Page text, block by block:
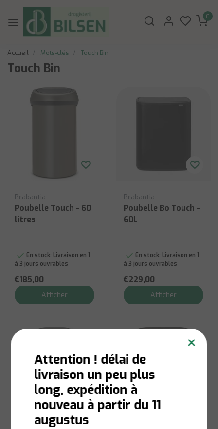
0
Accueil Mots-clés Touch Bin
Touch Bin
Brabantia
Poubelle Touch - 60
litres
En stock: Livraison en 1
à 3 jours ouvrables
€185,00
Afficher
Brabantia
Poubelle Bo Touch -
60L
En stock: Livraison en 1
à 3 jours ouvrables
€229,00
Afficher
×
Attention ! délai de
livraison un peu plus
long, expédition à
nouveau à partir du 11
augustus